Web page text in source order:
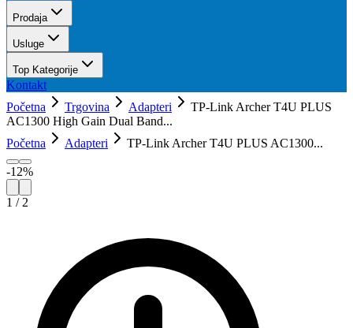
Prodaja
Usluge
Top Kategorije
Kontakt
Početna
Trgovina Adapteri
TP-Link Archer T4U PLUS
AC1300 High Gain Dual Band...
Početna
Adapteri TP-Link Archer T4U PLUS AC1300...
-12%
1 / 2